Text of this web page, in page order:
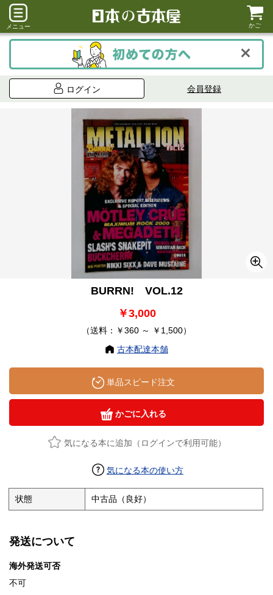
メニュー かご
ログイン 会員登録
BURRN! VOL.12
￥3,000
（送料：￥360 ～ ￥1,500）
古本配達本舗
単品スピード注文
かごに入れる
気になる本に追加（ログインで利用可能）
気になる本の使い方
状態 中古品（良好）
発送について
海外発送可否
不可